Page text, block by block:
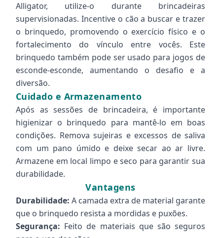
Alligator, utilize-o durante brincadeiras
supervisionadas. Incentive o cão a buscar e trazer
o brinquedo, promovendo o exercício físico e o
fortalecimento do vínculo entre vocês. Este
brinquedo também pode ser usado para jogos de
esconde-esconde, aumentando o desafio e a
diversão.
Cuidado e Armazenamento
Após as sessões de brincadeira, é importante
higienizar o brinquedo para mantê-lo em boas
condições. Remova sujeiras e excessos de saliva
com um pano úmido e deixe secar ao ar livre.
Armazene em local limpo e seco para garantir sua
durabilidade.
Vantagens
Durabilidade: A camada extra de material garante
que o brinquedo resista a mordidas e puxões.
Segurança: Feito de materiais que são seguros